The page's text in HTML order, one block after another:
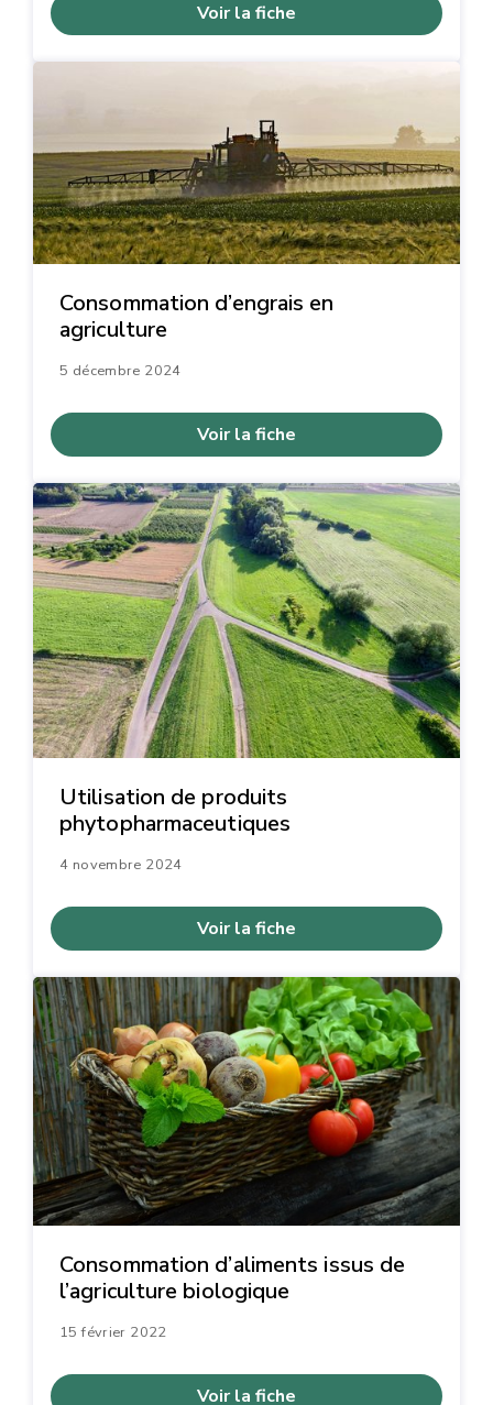
Voir la fiche
Consommation d’engrais en
agriculture
5 décembre 2024
Voir la fiche
Utilisation de produits
phytopharmaceutiques
4 novembre 2024
Voir la fiche
Consommation d’aliments issus de
l’agriculture biologique
15 février 2022
Voir la fiche